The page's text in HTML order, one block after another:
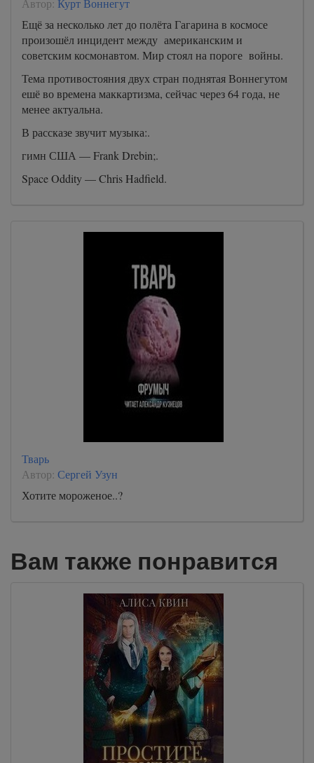
Ещё за несколько лет до полёта Гагарина в космосе
произошёл инцидент между американским и
советским космонавтом. Мир стоял на пороге войны.
Тема противостояния двух стран поднятая Воннегутом
ешё во времена маккартизма, сейчас через 64 года, не
менее актуальна.
В рассказе звучит музыка:.
гимн США — Frank Drebin;.
Space Oddity — Chris Hadfield.
Тварь
Автор: Сергей Узун
Хотите мороженое..?
Вам также понравится